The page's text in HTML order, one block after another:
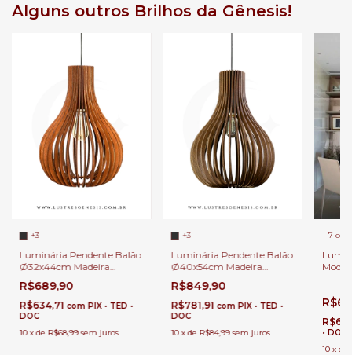
Alguns outros Brilhos da Gênesis!
+3
Luminária Pendente Balão
Ø32x44cm Madeira
Imbuia ou Nogueira para
Sala, Balcão, Quartos e
Área Gourmet
R$689,90
R$634,71 com PIX • TED •
DOC
10 xde R$68,99 sem juros
+3
Luminária Pendente Balão
Ø40x54cm Madeira
Imbuia ou Nogueira para
Salas, Quartos, Lavabos e
Área Gourmet
R$849,90
R$781,91 com PIX • TED •
DOC
10 xde R$84,99 sem juros
7
• DOC
10 x de